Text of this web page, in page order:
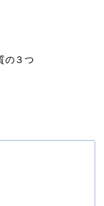
の３つ